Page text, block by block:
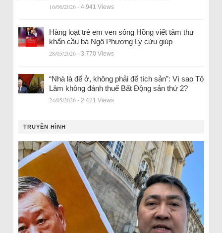
16/06/2026 - 4.941 Views
Hàng loạt trẻ em ven sông Hồng viết tâm thư
khẩn cầu bà Ngô Phương Ly cứu giúp
28/05/2026 - 3.770 Views
“Nhà là để ở, không phải để tích sản”: Vì sao Tô
Lâm không đánh thuế Bất Động sản thứ 2?
24/05/2026 - 2.421 Views
TRUYỀN HÌNH